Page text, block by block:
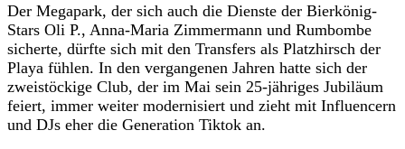
Der Megapark, der sich auch die Dienste der Bierkönig-
Stars Oli P., Anna-Maria Zimmermann und Rumbombe
sicherte, dürfte sich mit den Transfers als Platzhirsch der
Playa fühlen. In den vergangenen Jahren hatte sich der
zweistöckige Club, der im Mai sein 25-jähriges Jubiläum
feiert, immer weiter modernisiert und zieht mit Influencern
und DJs eher die Generation Tiktok an.